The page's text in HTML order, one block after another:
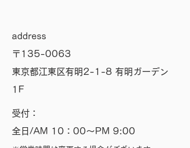
address
〒135-0063
東京都江東区有明2-1-8 有明ガーデン
1F
受付：
全日/AM 10：00～PM 9:00